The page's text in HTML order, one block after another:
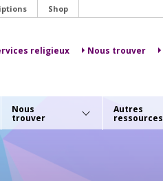
Shop
religieux Nous trouver
Nous
trouver
Autres
ressources